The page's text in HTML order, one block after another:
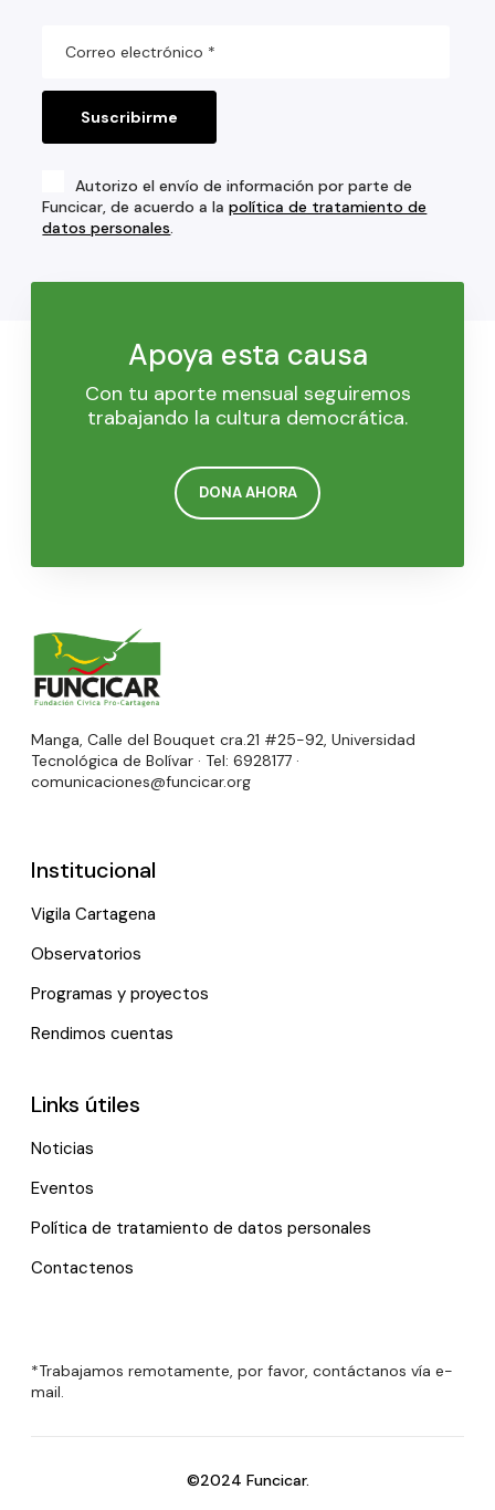
Autorizo el envío de información por parte de
Funcicar, de acuerdo a lapolítica de tratamiento de
datos personales.
Apoya esta causa
Con tu aporte mensual seguiremos
trabajando la cultura democrática.
DONA AHORA
Manga, Calle del Bouquet cra.21 #25-92, Universidad
Tecnológica de Bolívar · Tel: 6928177 ·
comunicaciones@funcicar.org
Institucional
Vigila Cartagena
Observatorios
Programas y proyectos
Rendimos cuentas
Links útiles
Noticias
Eventos
Política de tratamiento de datos personales
Contactenos
*Trabajamos remotamente, por favor, contáctanos vía e-
mail.
©2024 Funcicar.